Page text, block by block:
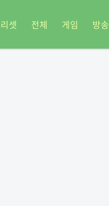
셋 전체 게임 방송